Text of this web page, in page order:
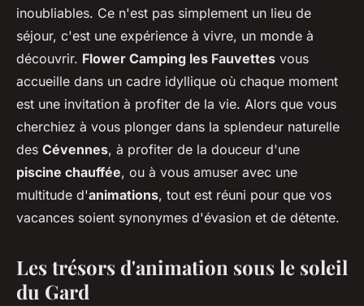
inoubliables. Ce n'est pas simplement un lieu de
séjour, c'est une expérience à vivre, un monde à
découvrir. Flower Camping les Fauvettes vous
accueille dans un cadre idyllique où chaque moment
est une invitation à profiter de la vie. Alors que vous
cherchiez à vous plonger dans la splendeur naturelle
des Cévennes, à profiter de la douceur d'une
piscine chauffée, ou à vous amuser avec une
multitude d'animations, tout est réuni pour que vos
vacances soient synonymes d'évasion et de détente.
Les trésors d'animation sous le soleil
du Gard